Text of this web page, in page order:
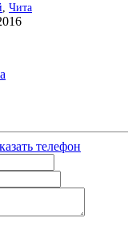
Чита
телефон